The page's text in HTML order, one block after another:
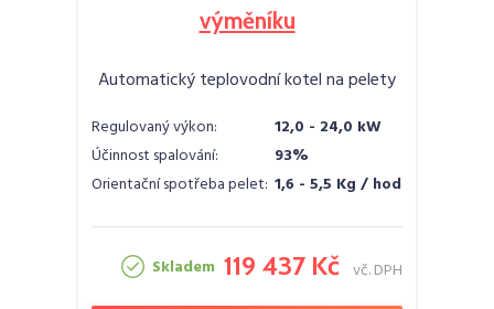
výměníku
Automatický teplovodní kotel na pelety
Regulovaný výkon:
12,0 - 24,0 kW
Účinnost spalování:
93%
Orientační spotřeba pelet: 1,6 - 5,5 Kg / hod
Skladem 119 437 Kč vč. DPH